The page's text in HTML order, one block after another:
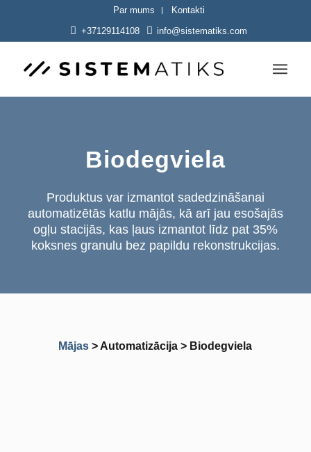
Par mums
Kontakti
+37129114108
info@sistematiks.com
Biodegviela
Produktus var izmantot sadedzināšanai
automatizētās katlu mājās, kā arī jau esošajās
ogļu stacijās, kas ļaus izmantot līdz pat 35%
koksnes granulu bez papildu rekonstrukcijas.
Mājas > Automatizācija > Biodegviela